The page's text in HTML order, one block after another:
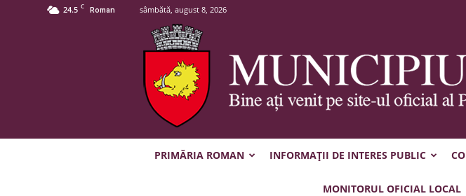
24.5 C Roman sâmbătă, august 8, 2026
PRIMĂRIA ROMAN INFORMAȚII DE INTERES PUBLIC
MONITORUL OFICIAL LOCAL